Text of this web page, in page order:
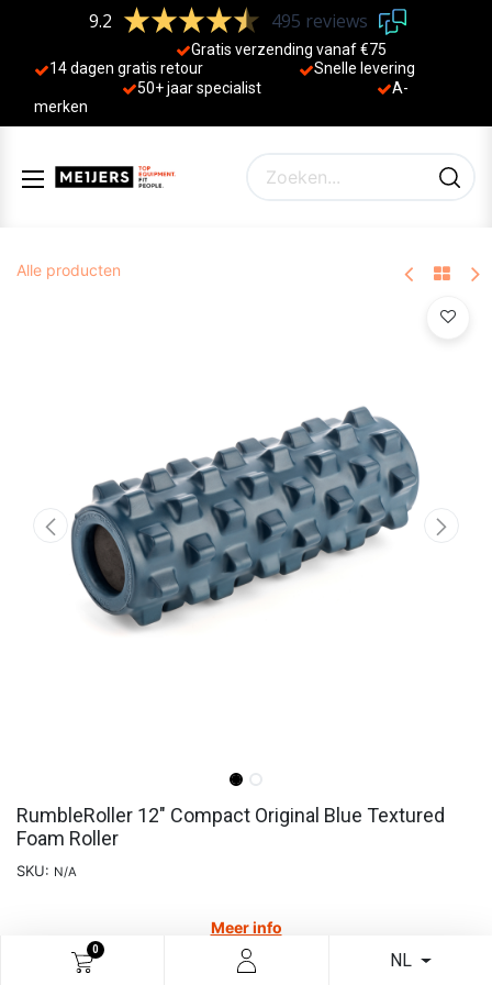
0
NL
9.2 495 reviews
Gratis verzending vanaf €75
14 dagen gratis retour
Sne lle levering
50+ jaar specialist
A-
merken
Alle producten
RumbleRoller 12" Compact Original Blue Textured
Foam Roller
SKU: N/A
Meer info
38,84